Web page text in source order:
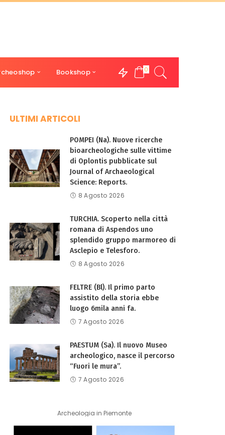
Bookshop 0
ULTIMI ARTICOLI
POMPEI (Na). Nuove ricerche
bioarcheologiche sulle vittime
di Oplontis pubblicate sul
Journal of Archaeological
Science: Reports.
8 Agosto 2026
TURCHIA. Scoperto nella città
romana di Aspendos uno
splendido gruppo marmoreo di
Asclepio e Telesforo.
8 Agosto 2026
FELTRE (Bl). Il primo parto
assistito della storia ebbe
luogo 6mila anni fa.
7 Agosto 2026
PAESTUM (Sa). Il nuovo Museo
archeologico, nasce il percorso
“Fuori le mura”.
7 Agosto 2026
Archeologia in Piemonte